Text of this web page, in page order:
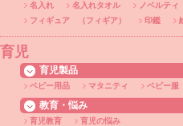
名入れ 名入れタオル ノベルティ
フィギュア （フィギア）
印鑑
育児
育児製品
ベビー用品 マタニティ ベビー服
教育・悩み
育児教育 育児の悩み